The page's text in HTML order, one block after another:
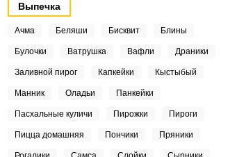
Выпечка
Ачма Беляши Бисквит Блины
Булочки Ватрушка Вафли Драники
Заливной пирог Капкейки Кыстыбый
Манник Оладьи Панкейки
Пасхальные куличи Пирожки Пироги
Пицца домашняя Пончики Пряники